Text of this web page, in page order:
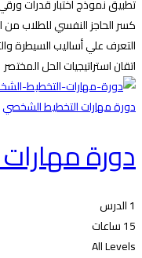
تطبيق نموذج اختبار قدرات
كسر الحاجز النفسي للطلاب من
التعرف علي أساليب السيطرة
اتقان استراتيجيات الحل المختصر
دورة مهارات التخطيط الشخصي
دورة
1 الدرس
15 ساعات
All Levels